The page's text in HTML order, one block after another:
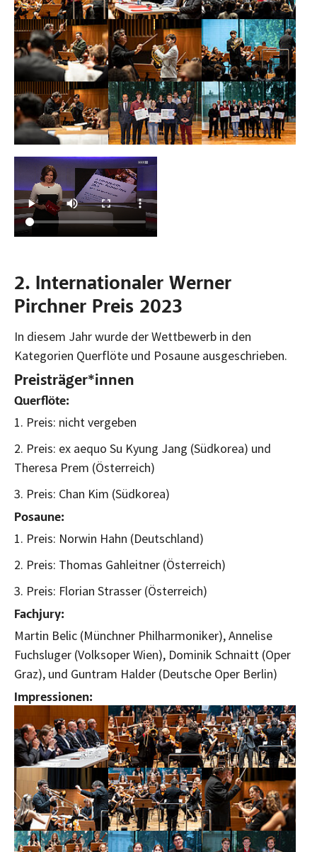
Bild vergrößern:Bild vergrößern:Bild vergrößern:
Bild vergrößern:Bild vergrößern: Bild vergrößern:
Bild vergrößern:Bild vergrößern:
Bild vergrößern: Bild vergrößern:Bild vergrößern:
Bild vergrößern:Bild vergrößern: Bild vergrößern:
2. Internationaler Werner
Pirchner Preis 2023
In diesem Jahr wurde der Wettbewerb in den
Kategorien Querflöte und Posaune ausgeschrieben.
Preisträger*innen
Querflöte:
1. Preis: nicht vergeben
2. Preis: ex aequo Su Kyung Jang (Südkorea) und
Theresa Prem (Österreich)
3. Preis: Chan Kim (Südkorea)
Posaune:
1. Preis: Norwin Hahn (Deutschland)
2. Preis: Thomas Gahleitner (Österreich)
3. Preis: Florian Strasser (Österreich)
Fachjury:
Martin Belic (Münchner Philharmoniker), Annelise
Fuchsluger (Volksoper Wien), Dominik Schnaitt (Oper
Graz), und Guntram Halder (Deutsche Oper Berlin)
Impressionen: